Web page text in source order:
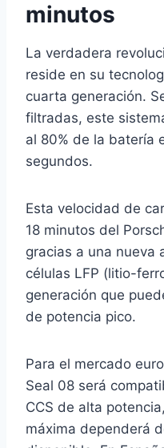
minutos
La verdadera
reside en su
cuarta generación.
filtradas, este
al 80% de la batería
segundos.
Esta velocidad de
18 minutos del
gracias a una nueva
células LFP (litio-
generación que
de potencia pico.
Para el mercado
Seal 08 será
CCS de alta
máxima dependerá